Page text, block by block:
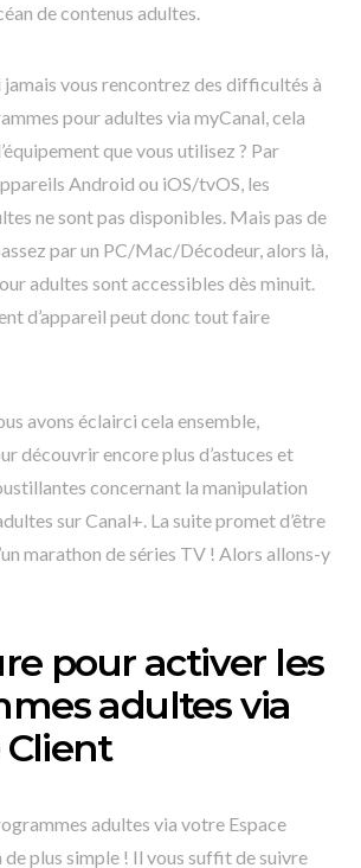
de contenus adultes.
jamais vous rencontrez des difficultés à
pour adultes via myCanal, cela
que vous utilisez ? Par
Android ou iOS/tvOS, les
ne sont pas disponibles. Mais pas de
par un PC/Mac/Décodeur, alors là,
adultes sont accessibles dès minuit.
d’appareil peut donc tout faire
avons éclairci cela ensemble,
découvrir encore plus d’astuces et
concernant la manipulation
sur Canal+. La suite promet d’être
marathon de séries TV ! Alors allons-y
pour activer les
adultes via
Client
adultes via votre Espace
plus simple ! Il vous suffit de suivre